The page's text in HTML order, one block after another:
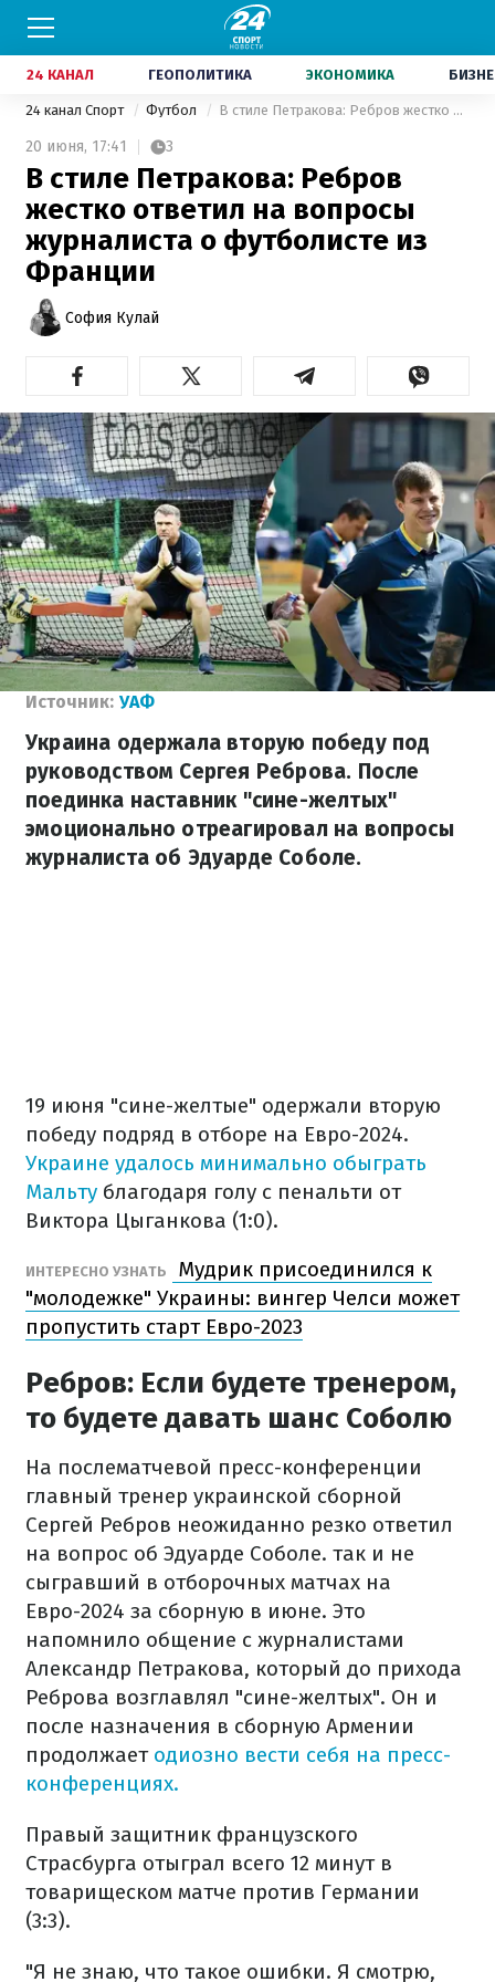
24 КАНАЛ ГЕОПОЛИТИКА ЭКОНОМИКА
24 канал Спорт Футбол В стиле Петракова: Ребров жестко ответил на вопросы журналиста о футболисте из Франции
20 июня, 17:41 3
В стиле Петракова: Ребров
жестко ответил на вопросы
журналиста о футболисте из
Франции
София Кулай
Источник: УАФ
Украина одержала вторую победу под
руководством Сергея Реброва. После
поединка наставник "сине-желтых"
эмоционально отреагировал на вопросы
журналиста об Эдуарде Соболе.
19 июня "сине-желтые" одержали вторую
победу подряд в отборе на Евро-2024.
Украине удалось минимально обыграть
Мальту благодаря голу с пенальти от
Виктора Цыганкова (1:0).
ИНТЕРЕСНО УЗНАТЬ
Мудрик присоединился к
"молодежке" Украины: вингер Челси может
пропустить старт Евро-2023
Ребров: Если будете тренером,
то будете давать шанс Соболю
На послематчевой пресс-конференции
главный тренер украинской сборной
Сергей Ребров неожиданно резко ответил
на вопрос об Эдуарде Соболе. так и не
сыгравший в отборочных матчах на
Евро-2024 за сборную в июне. Это
напомнило общение с журналистами
Александр Петракова, который до прихода
Реброва возглавлял "сине-желтых". Он и
после назначения в сборную Армении
продолжаетодиозно вести себя на пресс-
конференциях.
Правый защитник французского
Страсбурга отыграл всего 12 минут в
товарищеском матче против Германии
(3:3).
"Я не знаю, что такое ошибки. Я смотрю,